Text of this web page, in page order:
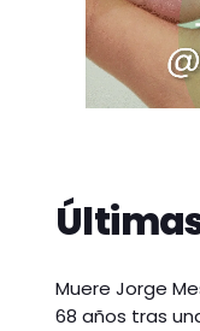
Muere Jorge
68 años tras